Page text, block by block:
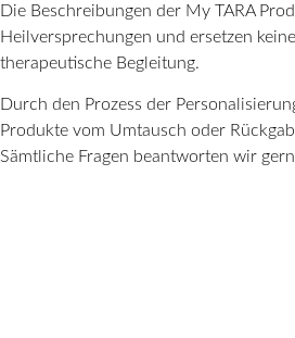
Die Beschreibungen der My TARA
Heilversprechungen und ersetzen
therapeutische Begleitung.
Durch den Prozess der
Produkte vom Umtausch oder
Sämtliche Fragen beantworten wir